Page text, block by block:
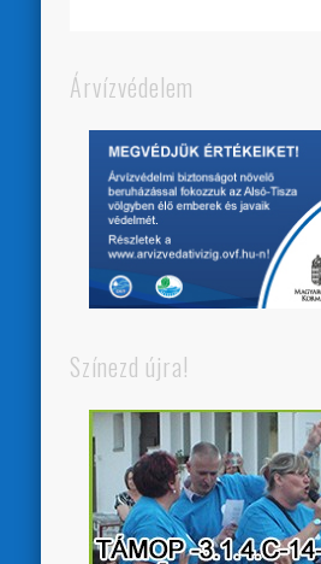
Árvízvédelem
Színezd újra!